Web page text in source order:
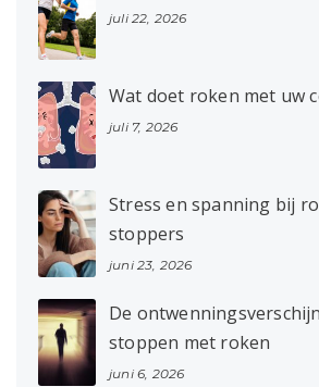
juli 22, 2026
Wat doet roken met uw
juli 7, 2026
Stress en spanning bij
stoppers
juni 23, 2026
De
stoppen met roken
juni 6, 2026